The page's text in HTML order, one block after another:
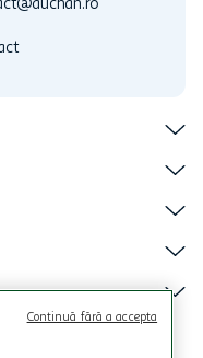
Auchan
Continuă fără a accepta